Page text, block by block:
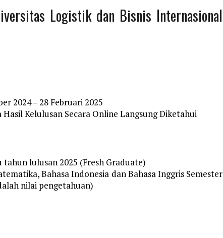
Logistik dan Bisnis Internasional
2024 – 28 Februari 2025
Kelulusan Secara Online Langsung Diketahui
tahun lulusan 2025 (Fresh Graduate)
Bahasa Indonesia dan Bahasa Inggris Semester
nilai pengetahuan)